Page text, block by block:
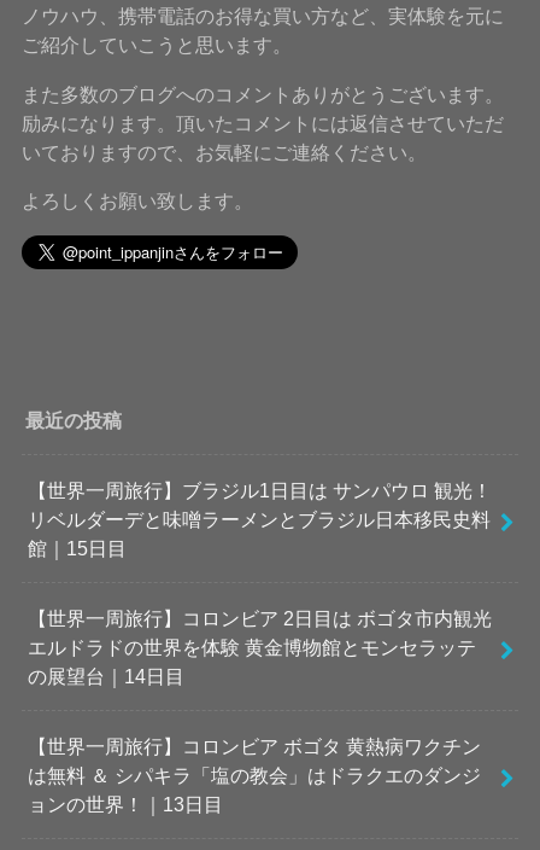
ノウハウ、携帯電話のお得な買い方など、実体験を元に
ご紹介していこうと思います。
また多数のブログへのコメントありがとうございます。
励みになります。頂いたコメントには返信させていただ
いておりますので、お気軽にご連絡ください。
よろしくお願い致します。
最近の投稿
【世界一周旅行】ブラジル1日目は サンパウロ 観光！
リベルダーデと味噌ラーメンとブラジル日本移民史料
館｜15日目
【世界一周旅行】コロンビア 2日目は ボゴタ市内観光
エルドラドの世界を体験 黄金博物館とモンセラッテ
の展望台｜14日目
【世界一周旅行】コロンビア ボゴタ 黄熱病ワクチン
は無料 ＆ シパキラ「塩の教会」はドラクエのダンジ
ョンの世界！｜13日目